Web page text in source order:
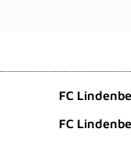
FC
FC